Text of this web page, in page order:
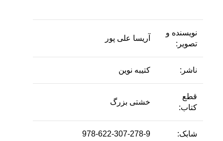
نویسنده و
تصویر:
آریسا علی پور
ناشر: کتیبه نوین
قطع
کتاب:
خشتی بزرگ
شابک: 978-622-307-278-9